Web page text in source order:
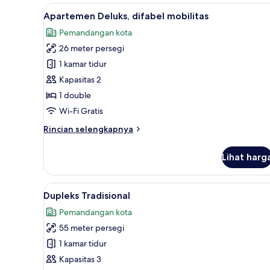
Basic
Lihat
semua
foto
untuk
Apartemen
Deluks,
difabel
mobilitas
Apartemen Deluks, difabel
11
Apartemen Deluks, difabel mobilitas
Pemandangan kota
26 meter persegi
1 kamar tidur
Kapasitas 2
1 double
Wi-Fi Gratis
Rincian selengkapnya
Rincian
Apartemen
Deluks,
difabel
mobilitas
Lihat
Lihat
semua
foto
untuk
Dupleks
Tradisional
Dupleks Tradisional | Meja
13
Dupleks Tradisional
Pemandangan kota
55 meter persegi
1 kamar tidur
Kapasitas 3